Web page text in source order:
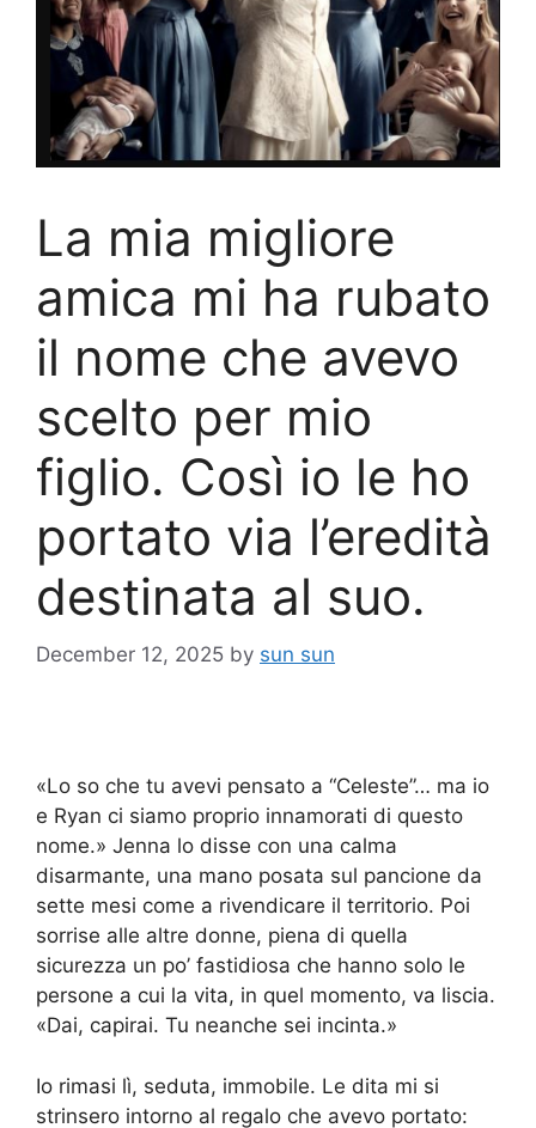
La mia migliore
amica mi ha rubato
il nome che avevo
scelto per mio
figlio. Così io le ho
portato via l’eredità
destinata al suo.
December 12, 2025 by sun sun
«Lo so che tu avevi pensato a “Celeste”… ma io
e Ryan ci siamo proprio innamorati di questo
nome.» Jenna lo disse con una calma
disarmante, una mano posata sul pancione da
sette mesi come a rivendicare il territorio. Poi
sorrise alle altre donne, piena di quella
sicurezza un po’ fastidiosa che hanno solo le
persone a cui la vita, in quel momento, va liscia.
«Dai, capirai. Tu neanche sei incinta.»
Io rimasi lì, seduta, immobile. Le dita mi si
strinsero intorno al regalo che avevo portato: